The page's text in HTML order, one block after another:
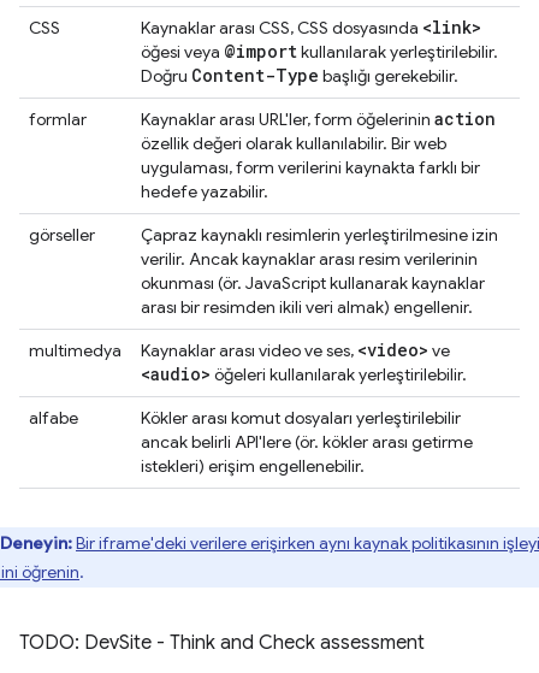
CSS Kaynaklar arası CSS, CSS dosyasında <link>
öğesi veya @importkullanılarak yerleştirilebilir.
Doğru Content-Type başlığı gerekebilir.
formlar
Kaynaklar arası URL'ler, form öğelerinin action
özellik değeri olarak kullanılabilir. Bir web
uygulaması, form verilerini kaynakta farklı bir
hedefe yazabilir.
görseller
Çapraz kaynaklı resimlerin yerleştirilmesine izin
verilir. Ancak kaynaklar arası resim verilerinin
okunması (ör. JavaScript kullanarak kaynaklar
arası bir resimden ikili veri almak) engellenir.
multimedya
Kaynaklar arası video ve ses, <video> ve
<audio> öğeleri kullanılarak yerleştirilebilir.
alfabe
Kökler arası komut dosyaları yerleştirilebilir
ancak belirli API'lere (ör. kökler arası getirme
istekleri) erişim engellenebilir.
Deneyin:Bir iframe'deki verilere erişirken aynı kaynak politikasının
öğrenin.
TODO: DevSite - Think and Check assessment